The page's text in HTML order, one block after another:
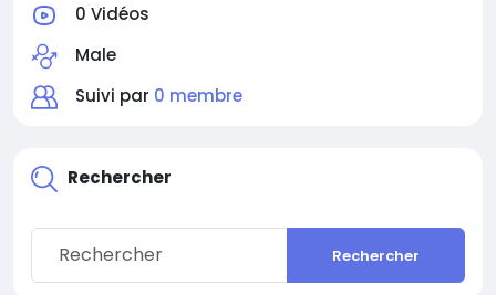
0 Vidéos
Male
Suivi par 0 membre
Rechercher
Rechercher